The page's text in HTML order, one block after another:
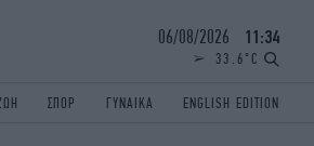
06/08/2026 11:34
33.6°C
ΣΠΟΡ ΓΥΝΑΙΚΑ ENGLISH EDITION